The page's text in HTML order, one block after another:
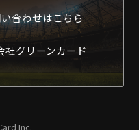
合わせはこちら
社グリーンカード
Inc.